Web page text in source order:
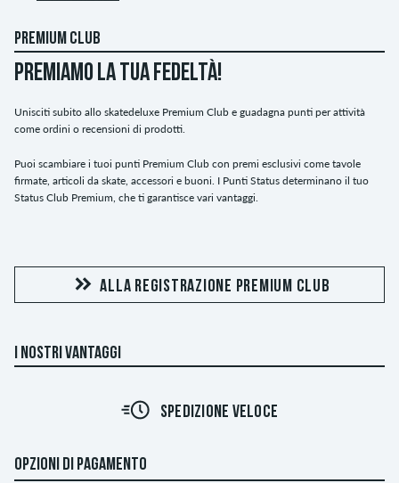
PREMIUM CLUB
PREMIAMO LA TUA FEDELTÀ!
Unisciti subito allo skatedeluxe Premium Club e guadagna punti per attività
come ordini o recensioni di prodotti.
Puoi scambiare i tuoi punti Premium Club con premi esclusivi come tavole
firmate, articoli da skate, accessori e buoni. I Punti Status determinano il tuo
Status Club Premium, che ti garantisce vari vantaggi.
ALLA REGISTRAZIONE PREMIUM CLUB
I NOSTRI VANTAGGI
SPEDIZIONE VELOCE
OPZIONI DI PAGAMENTO